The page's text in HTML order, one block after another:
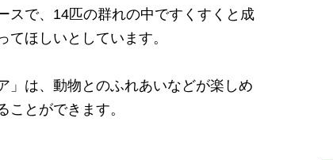
で、14匹の群れの中ですくすくと成
ほしいとしています。
は、動物とのふれあいなどが楽しめ
とができます。